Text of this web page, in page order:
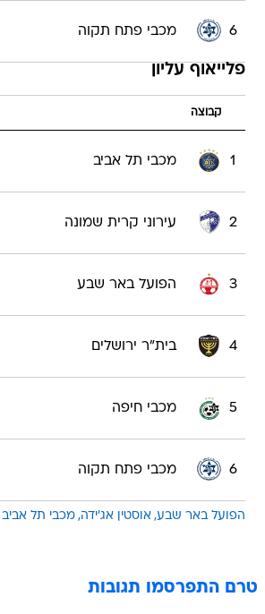
6 מכבי פתח תקוה
פלייאוף עליון
קבוצה
1 מכבי תל אביב
2 עירוני קרית שמונה
3 הפועל באר שבע
4 בית"ר ירושלים
5 מכבי חיפה
6 מכבי פתח תקוה
הפועל באר שבע אוסטין אג'ידה מכבי תל אביב
טרם התפרסמו תגובות